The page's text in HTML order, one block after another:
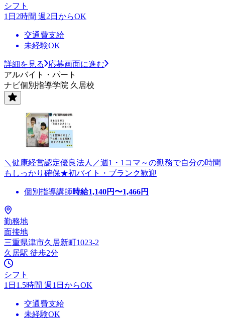
シフト
1日2時間 週2日からOK
交通費支給
未経験OK
詳細を見る
応募画面に進む
アルバイト・パート
ナビ個別指導学院 久居校
＼健康経営認定優良法人／週1・1コマ～の勤務で自分の時間
もしっかり確保★初バイト・ブランク歓迎
個別指導講師時給1,140円〜1,466円
勤務地
面接地
三重県津市久居新町1023-2
久居駅 徒歩2分
シフト
1日1.5時間 週1日からOK
交通費支給
未経験OK